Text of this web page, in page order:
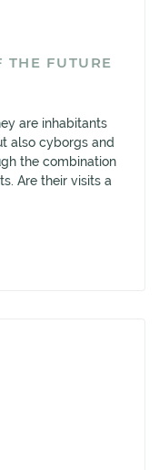
THE FUTURE
are inhabitants
also cyborgs and
the combination
Are their visits a